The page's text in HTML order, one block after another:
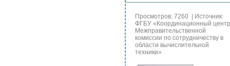
Просмотров: 7260
Источник:
ФГБУ «Координационный центр
Межправительственной
комиссии по сотрудничеству в
области вычислительной
техники»